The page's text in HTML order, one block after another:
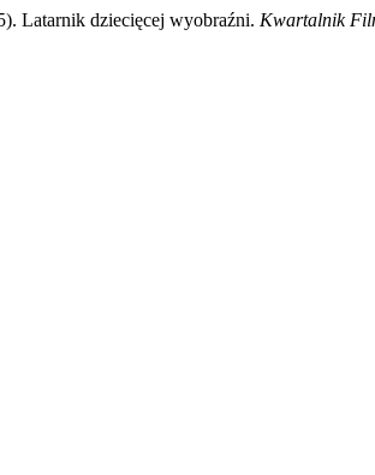
Latarnik dziecięcej wyobraźni. Kwartalnik